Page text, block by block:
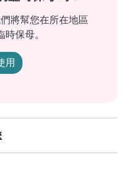
將幫您在所在地區
保母。
用